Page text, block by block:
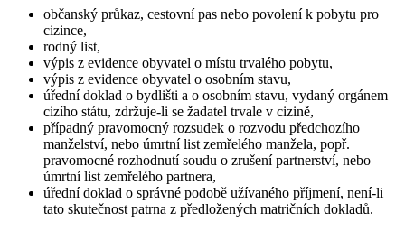
občanský průkaz, cestovní pas nebo povolení k pobytu pro
cizince,
rodný list,
výpis z evidence obyvatel o místu trvalého pobytu,
výpis z evidence obyvatel o osobním stavu,
úřední doklad o bydlišti a o osobním stavu, vydaný orgánem
cizího státu, zdržuje-li se žadatel trvale v cizině,
případný pravomocný rozsudek o rozvodu předchozího
manželství, nebo úmrtní list zemřelého manžela, popř.
pravomocné rozhodnutí soudu o zrušení partnerství, nebo
úmrtní list zemřelého partnera,
úřední doklad o správné podobě užívaného příjmení, není-li
tato skutečnost patrna z předložených matričních dokladů.